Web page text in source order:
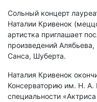
Сольный концерт
Наталии Кривенок
артистка приглашает
произведений
Санса, Шуберта.
Наталия Кривенок
Консерваторию им. Н. А.
специальности